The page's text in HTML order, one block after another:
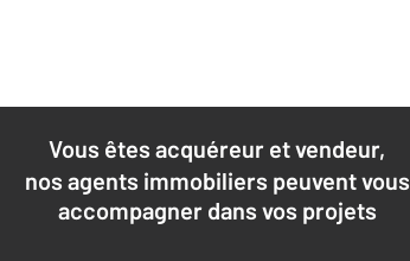
Vous êtes acquéreur et vendeur,
nos agents immobiliers peuvent vous
accompagner dans vos projets